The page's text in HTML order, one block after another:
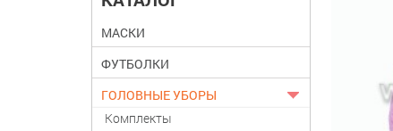
МАСКИ
ФУТБОЛКИ
ГОЛОВНЫЕ УБОРЫ
Комплекты